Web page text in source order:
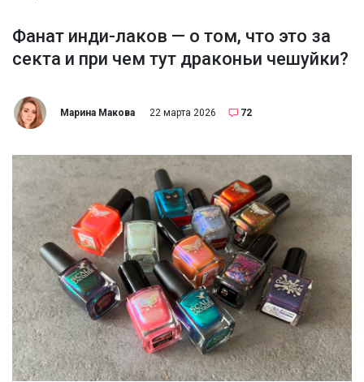
Фанат инди-лаков — о том, что это за
секта и при чем тут драконьи чешуйки?
Марина Макова 22 марта 2026 72